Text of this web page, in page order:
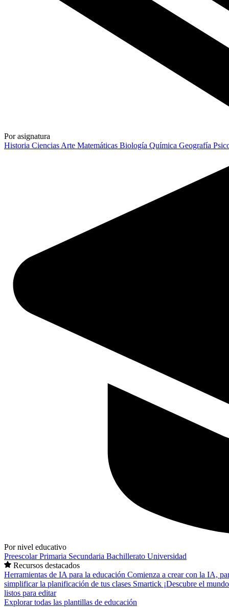
Por asignatura
Historia Ciencias Arte Matemáticas Biología Química Geografía
Por nivel educativo
PreescolarPrimaria Secundaria Bachillerato Universidad
Recursos destacados
Herramientas de IA para la educación Comienza a crear con la IA,
simplificar la planificación de tus clases Smartick ¡Descubre el
listos para editar
Explorar todas las plantillas de educación